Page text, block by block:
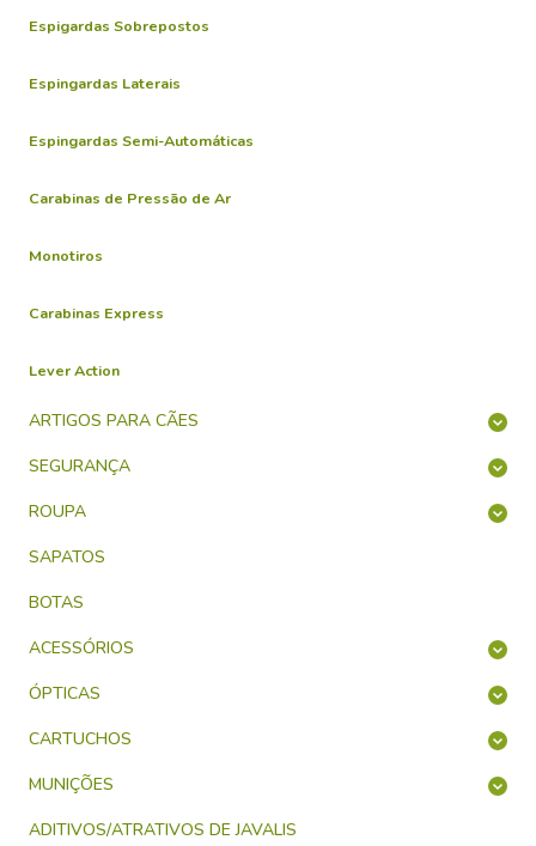
Espigardas Sobrepostos
Espingardas Laterais
Espingardas Semi-Automáticas
Carabinas de Pressão de Ar
Monotiros
Carabinas Express
Lever Action
ARTIGOS PARA CÃES
SEGURANÇA
ROUPA
SAPATOS
BOTAS
ACESSÓRIOS
ÓPTICAS
CARTUCHOS
MUNIÇÕES
ADITIVOS/ATRATIVOS DE JAVALIS